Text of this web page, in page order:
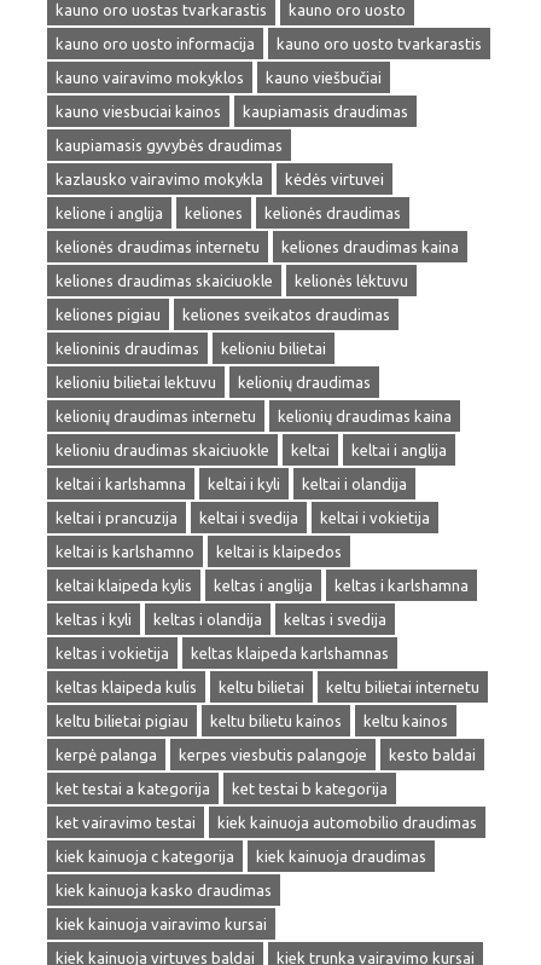
kauno oro uostas tvarkarastis
kauno oro uosto
kauno oro uosto informacija
kauno oro uosto tvarkarastis
kauno vairavimo mokyklos
kauno viešbučiai
kauno viesbuciai kainos
kaupiamasis draudimas
kaupiamasis gyvybės draudimas
kazlausko vairavimo mokykla
kėdės virtuvei
kelione i anglija
keliones
kelionės draudimas
kelionės draudimas internetu
keliones draudimas kaina
keliones draudimas skaiciuokle
kelionės lėktuvu
keliones pigiau
keliones sveikatos draudimas
kelioninis draudimas
kelioniu bilietai
kelioniu bilietai lektuvu
kelionių draudimas
kelionių draudimas internetu
kelionių draudimas kaina
kelioniu draudimas skaiciuokle
keltai
keltai i anglija
keltai i karlshamna
keltai i kyli
keltai i olandija
keltai i prancuzija
keltai i svedija
keltai i vokietija
keltai is karlshamno
keltai is klaipedos
keltai klaipeda kylis
keltas i anglija
keltas i karlshamna
keltas i kyli
keltas i olandija
keltas i svedija
keltas i vokietija
keltas klaipeda karlshamnas
keltas klaipeda kulis
keltu bilietai
keltu bilietai internetu
keltu bilietai pigiau
keltu bilietu kainos
keltu kainos
kerpė palanga
kerpes viesbutis palangoje
kesto baldai
ket testai a kategorija
ket testai b kategorija
ket vairavimo testai
kiek kainuoja automobilio draudimas
kiek kainuoja c kategorija
kiek kainuoja draudimas
kiek kainuoja kasko draudimas
kiek kainuoja vairavimo kursai
kiek kainuoja virtuves baldai
kiek trunka vairavimo kursai